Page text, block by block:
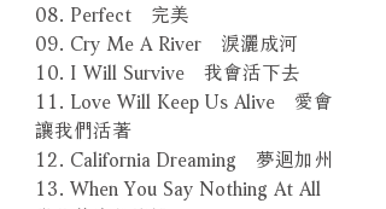
08. Perfect 完美
09. Cry Me A River 淚灑成河
10. I Will Survive 我會活下去
11. Love Will Keep Us Alive 愛會
讓我們活著
12. California Dreaming 夢迴加州
13. When You Say Nothing At All